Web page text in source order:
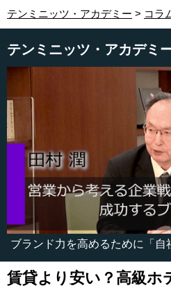
テンミニッツ・アカデミー コラ
テンミニッツ・アカデミ
ブランド力を高めるために「
賃貸より安い？高級ホ